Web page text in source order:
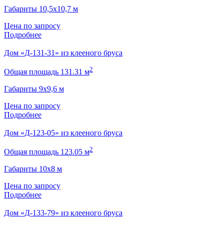
Габариты 10,5х10,7 м
Цена по запросу
Подробнее
Дом «Д-131-31» из клееного бруса
Общая площадь 131.31 м2
Габариты 9х9,6 м
Цена по запросу
Подробнее
Дом «Д-123-05» из клееного бруса
Общая площадь 123.05 м2
Габариты 10х8 м
Цена по запросу
Подробнее
Дом «Д-133-79» из клееного бруса